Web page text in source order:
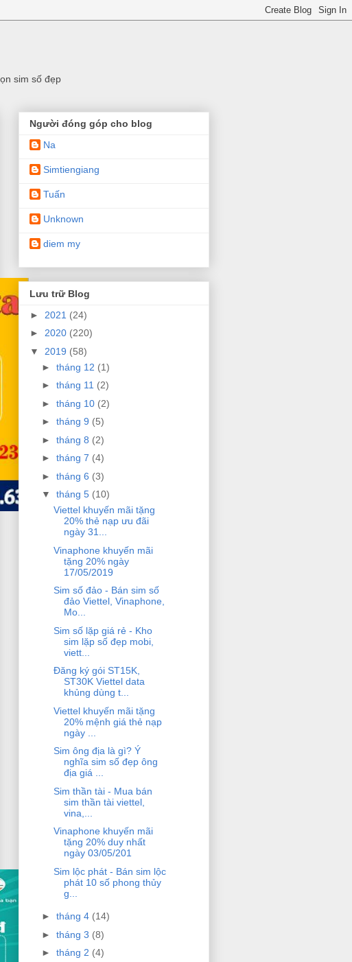
sim số đẹp
Người đóng góp cho blog
Na
Simtiengiang
Tuấn
Unknown
diem my
Lưu trữ Blog
► 2021 (24)
► 2020 (220)
▼ 2019 (58)
► tháng 12 (1)
► tháng 11 (2)
► tháng 10 (2)
► tháng 9 (5)
► tháng 8 (2)
► tháng 7 (4)
► tháng 6 (3)
▼ tháng 5 (10)
Viettel khuyến mãi tặng
20% thẻ nạp ưu đãi
ngày 31...
Vinaphone khuyến mãi
tặng 20% ngày
17/05/2019
Sim số đảo - Bán sim số
đảo Viettel, Vinaphone,
Mo...
Sim số lặp giá rẻ - Kho
sim lặp số đẹp mobi,
viett...
Đăng ký gói ST15K,
ST30K Viettel data
khủng dùng t...
Viettel khuyến mãi tặng
20% mệnh giá thẻ nạp
ngày ...
Sim ông địa là gì? Ý
nghĩa sim số đẹp ông
địa giá ...
Sim thần tài - Mua bán
sim thần tài viettel,
vina,...
Vinaphone khuyến mãi
tặng 20% duy nhất
ngày 03/05/201
Sim lộc phát - Bán sim lộc
phát 10 số phong thủy
g...
► tháng 4 (14)
► tháng 3 (8)
► tháng 2 (4)